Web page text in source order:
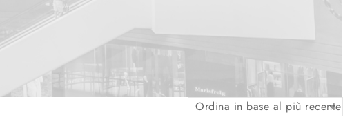
Ordina in base al più recente